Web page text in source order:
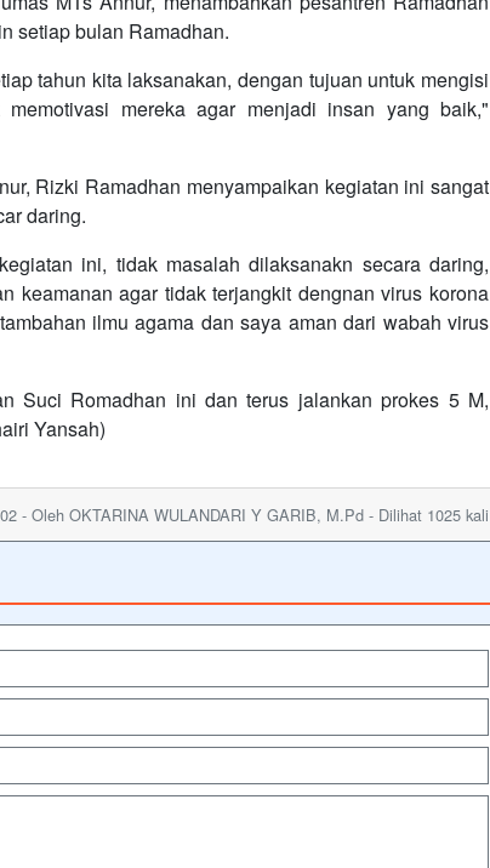
setiap bulan Ramadhan.
tahun kita laksanakan, dengan tujuan untuk mengisi
mereka agar menjadi insan yang baik,"
Rizki Ramadhan menyampaikan kegiatan ini sangat
daring.
ini, tidak masalah dilaksanakn secara daring,
keamanan agar tidak terjangkit dengnan virus korona
ilmu agama dan saya aman dari wabah virus
Suci Romadhan ini dan terus jalankan prokes 5 M,
Yansah)
- Oleh OKTARINA WULANDARI Y GARIB, M.Pd - Dilihat 1025 kali